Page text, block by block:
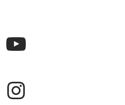
YouTube
Instagram